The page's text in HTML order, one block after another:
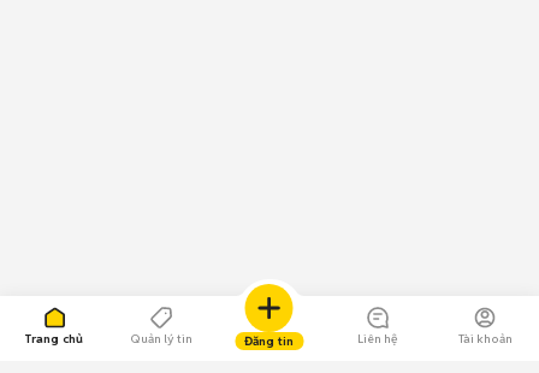
Trang chủ Quản lý tin Đăng tin Liên hệ Tài khoản